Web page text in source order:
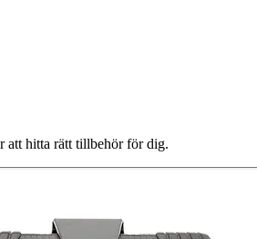
att hitta rätt tillbehör för dig.